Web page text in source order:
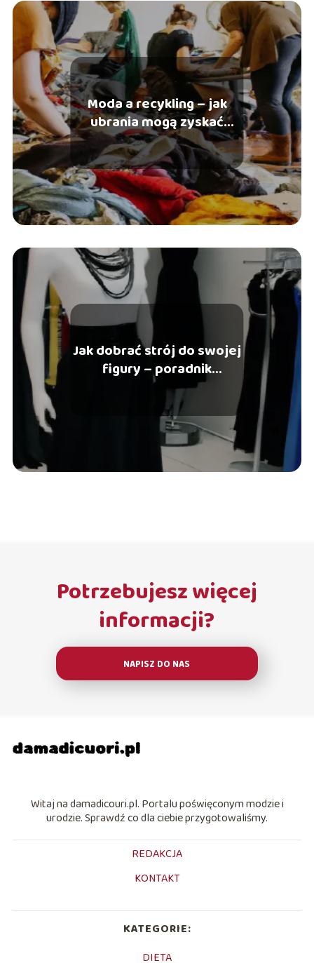
Moda a recykling – jak
ubrania mogą zyskać
drugie życie
Jak dobrać strój do swojej
figury – poradnik
stylizacyjny
Potrzebujesz więcej
informacji?
NAPISZ DO NAS
Witaj na damadicouri.pl. Portalu poświęconym modzie i
urodzie. Sprawdź co dla ciebie przygotowaliśmy.
REDAKCJA
KONTAKT
KATEGORIE:
DIETA